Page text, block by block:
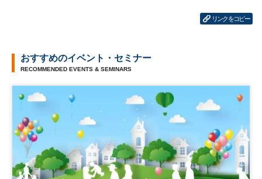
リンクをコピー
おすすめのイベント・セミナー
RECOMMENDED EVENTS & SEMINARS